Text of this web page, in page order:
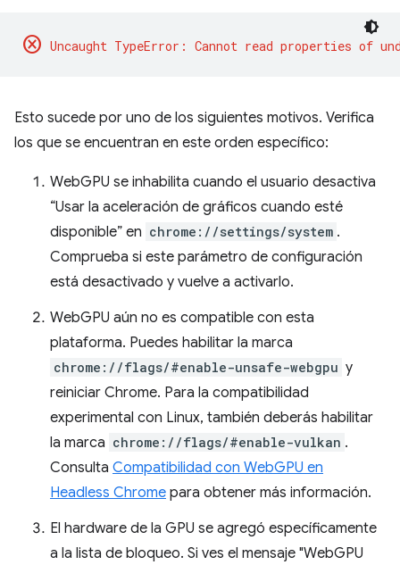
cancel
Esto sucede por uno de los siguientes motivos. Verifica
los que se encuentran en este orden específico:
WebGPU se inhabilita cuando el usuario desactiva
“Usar la aceleración de gráficos cuando esté
disponible” en chrome://settings/system .
Comprueba si este parámetro de configuración
está desactivado y vuelve a activarlo.
WebGPU aún no es compatible con esta
plataforma. Puedes habilitar la marca
chrome://flags/#enable-unsafe-webgpu y
reiniciar Chrome. Para la compatibilidad
experimental con Linux, también deberás habilitar
la marca chrome://flags/#enable-vulkan .
Consulta Compatibilidad con WebGPU en
Headless Chrome para obtener más información.
El hardware de la GPU se agregó específicamente
a la lista de bloqueo. Si ves el mensaje "WebGPU